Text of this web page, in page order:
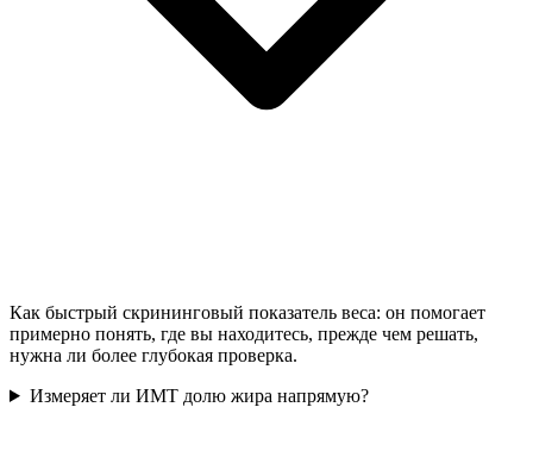
Как быстрый скрининговый показатель веса: он помогает
примерно понять, где вы находитесь, прежде чем решать,
нужна ли более глубокая проверка.
Измеряет ли ИМТ долю жира напрямую?